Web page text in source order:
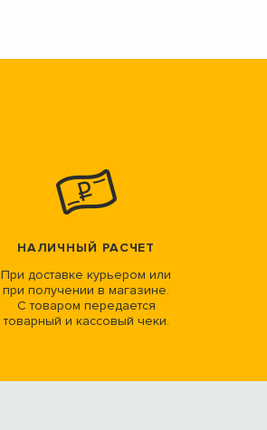
НАЛИЧНЫЙ РАСЧЕТ
При доставке курьером или
при получении в магазине.
С товаром передается
товарный и кассовый чеки.